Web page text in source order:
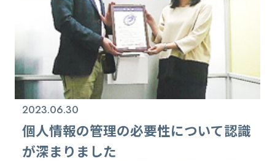
ての準備はしていましたがあまり浸透していない
のが実状でした。ルミネとして社会的責任からも
プライ...
2023.06.30
個人情報の管理の必要性について認識
が深まりました